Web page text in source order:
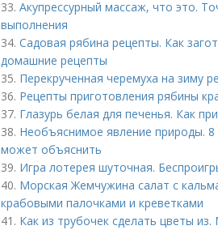
33. Акупрессурный массаж, что это.
выполнения
34. Садовая рябина рецепты. Как
домашние рецепты
35. Перекрученная черемуха на зиму
36. Рецепты приготовления рябины
37. Глазурь белая для печенья. Как
38. Необъяснимое явление природы.
может объяснить
39. Игра лотерея шуточная.
40. Морская Жемчужина салат с
крабовыми палочками и креветками
41. Как из трубочек сделать цветы